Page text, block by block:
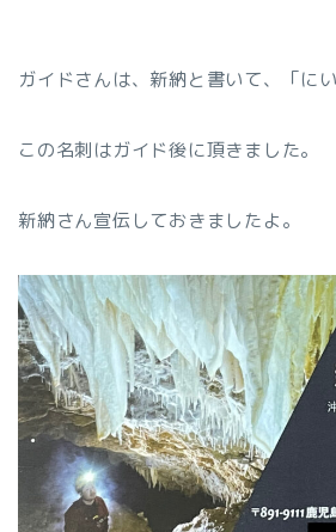
ガイドさんは、新納と書いて、「に
この名刺はガイド後に頂きました。
新納さん宣伝しておきましたよ。